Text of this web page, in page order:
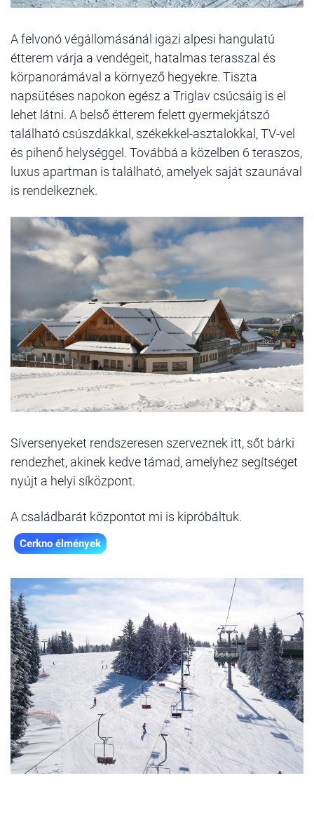
A felvonó végállomásánál igazi alpesi hangulatú
étterem várja a vendégeit, hatalmas terasszal és
körpanorámával a környező hegyekre. Tiszta
napsütéses napokon egész a Triglav csúcsáig is el
lehet látni. A belső étterem felett gyermekjátszó
található csúszdákkal, székekkel-asztalokkal, TV-vel
és pihenő helységgel. Továbbá a közelben 6 teraszos,
luxus apartman is található, amelyek saját szaunával
is rendelkeznek.
Síversenyeket rendszeresen szerveznek itt, sőt bárki
rendezhet, akinek kedve támad, amelyhez segítséget
nyújt a helyi síközpont.
A családbarát központot mi is kipróbáltuk.
Cerkno élmények